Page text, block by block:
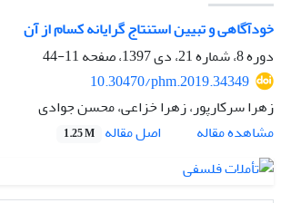
خودآگاهی و تبیین استنتاج گرایانه کسام از آن
دوره 8، شماره 21، دی 1397، صفحه
11-44
10.30470/phm.2019.34349
زهرا سرکارپور، زهرا خزاعی، محسن جوادی
مشاهده مقاله
اصل مقاله 1.25 M